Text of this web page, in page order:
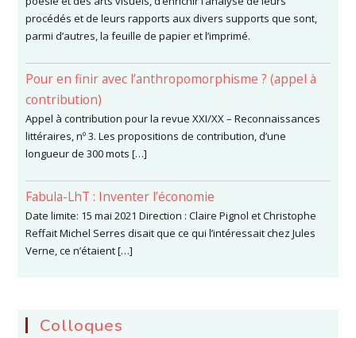
procédés et de leurs rapports aux divers supports que sont,
parmi d’autres, la feuille de papier et l’imprimé.
Pour en finir avec l’anthropomorphisme ? (appel à
contribution)
Appel à contribution pour la revue XXI/XX – Reconnaissances
littéraires, nº 3. Les propositions de contribution, d’une
longueur de 300 mots […]
Fabula-LhT : Inventer l’économie
Date limite: 15 mai 2021 Direction : Claire Pignol et Christophe
Reffait Michel Serres disait que ce qui l’intéressait chez Jules
Verne, ce n’étaient […]
Colloques